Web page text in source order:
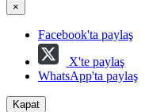
×
Facebook'ta paylaş
X'te paylaş
WhatsApp'ta paylaş
Kapat